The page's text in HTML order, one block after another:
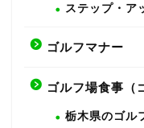
ステップ・ア
ゴルフマナー
ゴルフ場食事（
栃木県のゴル